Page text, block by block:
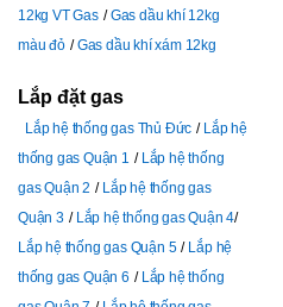
12kg VT Gas
Gas dầu khí 12kg
màu đỏ
Gas dầu khí xám 12kg
Lắp đặt gas
Lắp hệ thống gas Thủ Đức
Lắp hệ
thống gas Quận 1
Lắp hệ thống
gas Quận 2
Lắp hệ thống gas
Quận 3
Lắp hệ thống gas Quận 4
Lắp hệ thống gas Quận 5
Lắp hệ
thống gas Quận 6
Lắp hệ thống